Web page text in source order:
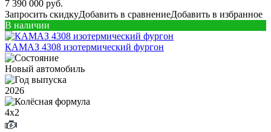
7 390 000 руб.
Запросить скидкуДобавить в сравнениеДобавить в избранное
В наличии
КАМАЗ 4308 изотермический фургон
Новый автомобиль
2026
4х2